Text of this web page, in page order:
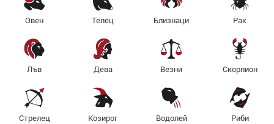
Овен Телец Близнаци Рак
Лъв Дева Везни Скорпион
Стрелец Козирог Водолей Риби